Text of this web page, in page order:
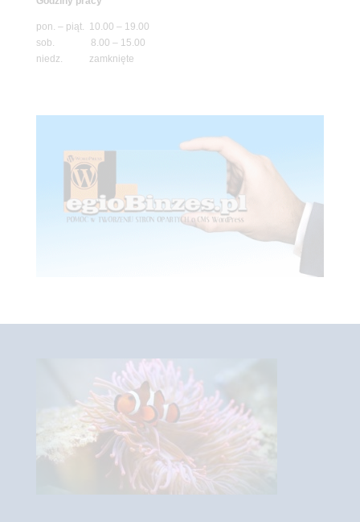
pon. – piąt. 10.00 – 19.00
sob. 8.00 – 15.00
niedz. zamknięte